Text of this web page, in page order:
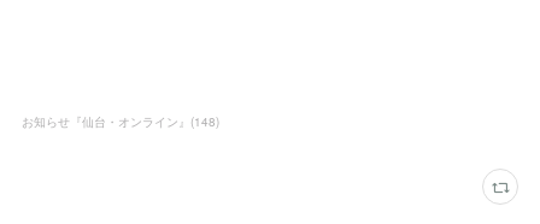
お知らせ『仙台・オンライン』 (148)